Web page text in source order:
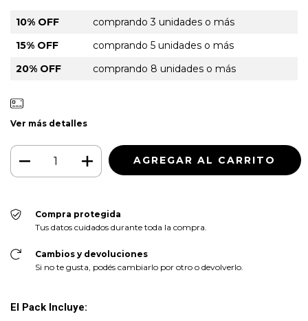
10% OFF
comprando 3 unidades o más
15% OFF
comprando 5 unidades o más
20% OFF
comprando 8 unidades o más
Ver más detalles
Compra protegida
Tus datos cuidados durante toda la compra.
Cambios y devoluciones
Si no te gusta, podés cambiarlo por otro o devolverlo.
El Pack Incluye: